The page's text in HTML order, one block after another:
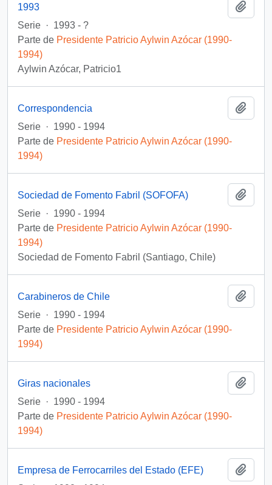
1993
Serie · 1993 - ?
Parte de Presidente Patricio Aylwin Azócar (1990-
1994)
Aylwin Azócar, Patricio1
Correspondencia
Serie · 1990 - 1994
Parte de Presidente Patricio Aylwin Azócar (1990-
1994)
Sociedad de Fomento Fabril (SOFOFA)
Serie · 1990 - 1994
Parte de Presidente Patricio Aylwin Azócar (1990-
1994)
Sociedad de Fomento Fabril (Santiago, Chile)
Carabineros de Chile
Serie · 1990 - 1994
Parte de Presidente Patricio Aylwin Azócar (1990-
1994)
Giras nacionales
Serie · 1990 - 1994
Parte de Presidente Patricio Aylwin Azócar (1990-
1994)
Empresa de Ferrocarriles del Estado (EFE)